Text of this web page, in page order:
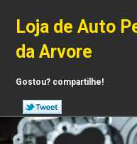
Loja de Auto
da Arvore
Gostou? compartilhe!